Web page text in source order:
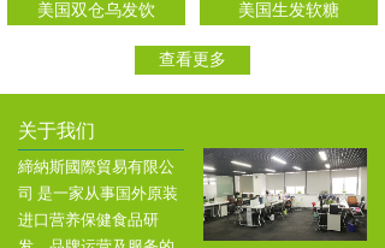
美国双仓乌发饮 美国生发软糖
查看更多
关于我们
締納斯國際貿易有限公
司 是一家从事国外原装
进口营养保健食品研